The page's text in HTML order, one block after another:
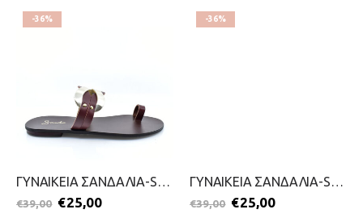
-36%
ΓΥΝΑΙΚΕΙΑ ΣΑΝΔΑΛΙΑ-SANDIA-2099-0957-ΚΑΦΕ
€39,00 €25,00
-36%
ΓΥΝΑΙΚΕΙΑ ΣΑΝΔΑΛΙΑ-SANDIA-2099-0955-ΠΡΑΣΙΝΟ
€39,00 €25,00